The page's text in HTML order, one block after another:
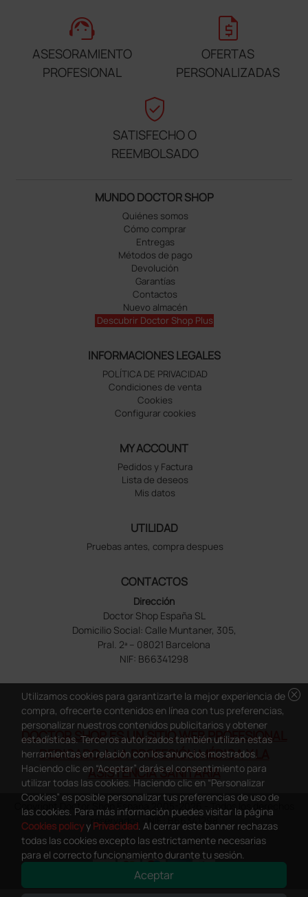
support_agent
ASESORAMIENTO
PROFESIONAL
request_quote
OFERTAS
PERSONALIZADAS
verified_user
SATISFECHO O
REEMBOLSADO
MUNDO DOCTOR SHOP
Quiénes somos
Cómo comprar
Entregas
Métodos de pago
Devolución
Garantías
Contactos
Nuevo almacén
Descubrir Doctor Shop Plus
INFORMACIONES LEGALES
POLÍTICA DE PRIVACIDAD
Condiciones de venta
Cookies
Configurar cookies
MY ACCOUNT
Pedidos y Factura
Lista de deseos
Mis datos
UTILIDAD
Pruebas antes, compra despues
CONTACTOS
Dirección
Doctor Shop España SL
Domicilio Social: Calle Muntaner, 305,
Pral. 2ª – 08021 Barcelona
NIF: B66341298
DOCTOR SHOP ES UN SITIO WEB PROFESIONAL
DEDICADO A LA PROFESIÓN MÉDICA Y LA
ASISTENCIA SANITARIA
Copyright Doctor Shop España 2005-2026 - Todos los derechos
reservados - NIF.: B66341298
cancel
Utilizamos cookies para garantizarte la mejor experiencia de
compra, ofrecerte contenidos en línea con tus preferencias,
personalizar nuestros contenidos publicitarios y obtener
estadísticas. Terceros autorizados también utilizan estas
herramientas en relación con los anuncios mostrados.
Haciendo clic en “Aceptar” darás el consentimiento para
utilizar todas las cookies. Haciendo clic en “Personalizar
Cookies” es posible personalizar tus preferencias de uso de
las cookies. Para más información puedes visitar la página
Cookies policyy Privacidad. Al cerrar este banner rechazas
todas las cookies excepto las estrictamente necesarias
para el correcto funcionamiento durante tu sesión.
Aceptar